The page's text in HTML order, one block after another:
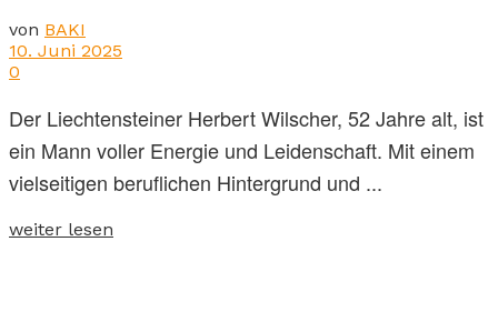
von BAKI
10. Juni 2025
0
Der Liechtensteiner Herbert Wilscher, 52 Jahre alt, ist
ein Mann voller Energie und Leidenschaft. Mit einem
vielseitigen beruflichen Hintergrund und ...
weiter lesen